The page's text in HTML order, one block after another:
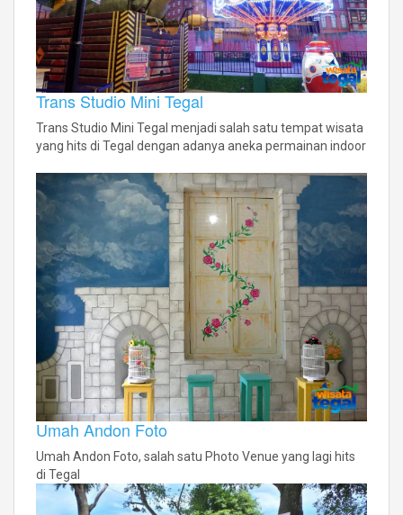
Trans Studio Mini Tegal
Trans Studio Mini Tegal menjadi salah satu tempat wisata
yang hits di Tegal dengan adanya aneka permainan indoor
Umah Andon Foto
Umah Andon Foto, salah satu Photo Venue yang lagi hits
di Tegal